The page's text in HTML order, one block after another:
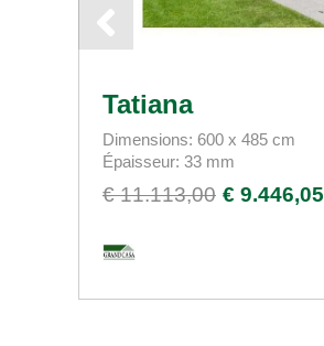
Tatiana
Dimensions: 600 x 485 cm
Épaisseur: 33 mm
€ 11.113,00 € 9.446,05